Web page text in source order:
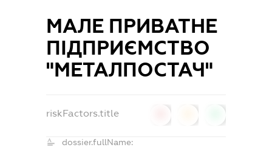
МАЛЕ ПРИВАТНЕ
ПІДПРИЄМСТВО
"МЕТАЛПОСТАЧ"
riskFactors.title
dossier.fullName: